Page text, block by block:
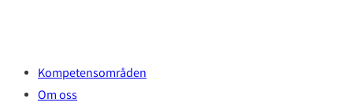
Kompetensområden
Om oss